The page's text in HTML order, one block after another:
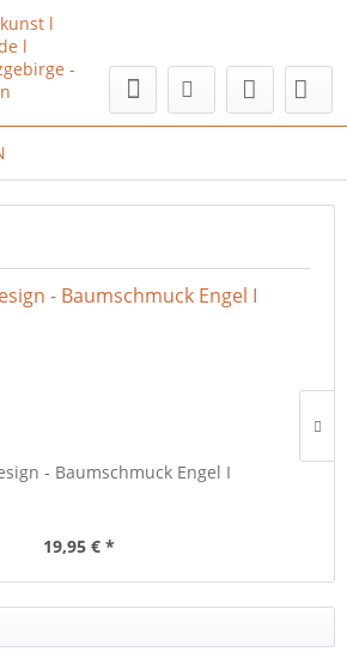
- Baumschmuck Engel I
19,95 € *